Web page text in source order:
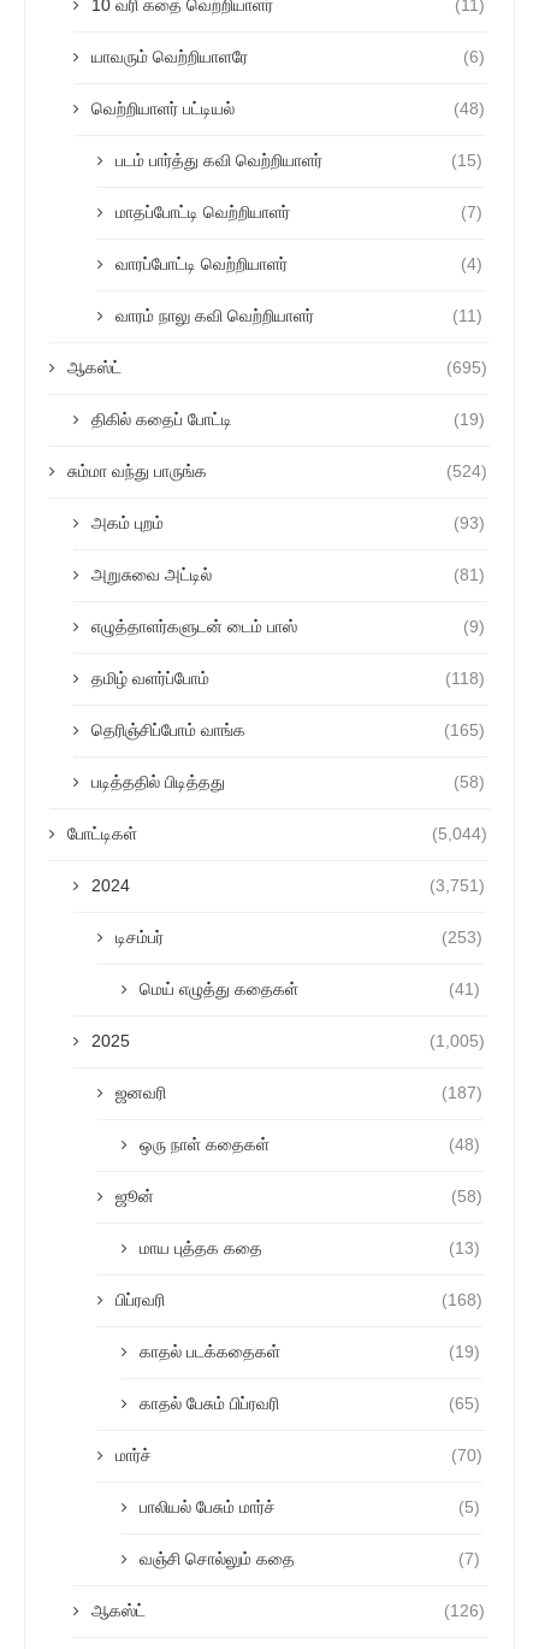
10 வரி கதை வெற்றியாளர் (11)
யாவரும் வெற்றியாளரே (6)
வெற்றியாளர் பட்டியல் (48)
படம் பார்த்து கவி வெற்றியாளர் (15)
மாதப்போட்டி வெற்றியாளர் (7)
வாரப்போட்டி வெற்றியாளர் (4)
வாரம் நாலு கவி வெற்றியாளர் (11)
ஆகஸ்ட் (695)
திகில் கதைப் போட்டி (19)
சும்மா வந்து பாருங்க (524)
அகம் புறம் (93)
அறுசுவை அட்டில் (81)
எழுத்தாளர்களுடன் டைம் பாஸ் (9)
தமிழ் வளர்ப்போம் (118)
தெரிஞ்சிப்போம் வாங்க (165)
படித்ததில் பிடித்தது (58)
போட்டிகள் (5,044)
2024 (3,751)
டிசம்பர் (253)
மெய் எழுத்து கதைகள் (41)
2025 (1,005)
ஜனவரி (187)
ஒரு நாள் கதைகள் (48)
ஜூன் (58)
மாய புத்தக கதை (13)
பிப்ரவரி (168)
காதல் படக்கதைகள் (19)
காதல் பேசும் பிப்ரவரி (65)
மார்ச் (70)
பாலியல் பேசும் மார்ச் (5)
வஞ்சி சொல்லும் கதை (7)
ஆகஸ்ட் (126)